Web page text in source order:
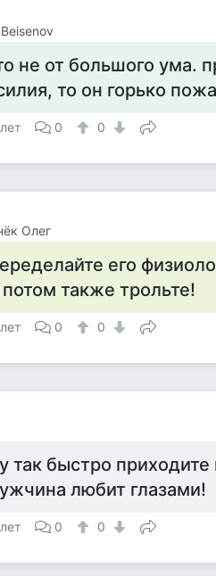
не от большого ума.
то он горько
0 0
Олег
его
также трольте!
0 0
так быстро
любит глазами!
0 0